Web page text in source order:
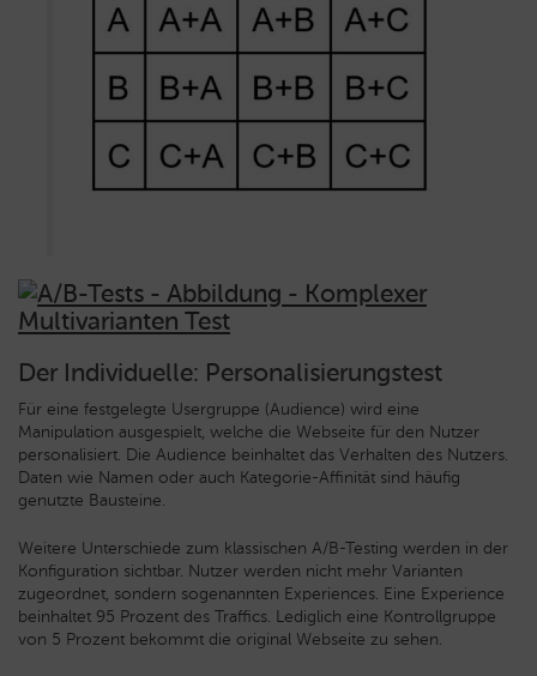
Der Individuelle: Personalisierungstest
Für eine festgelegte Usergruppe (Audience) wird eine
Manipulation ausgespielt, welche die Webseite für den Nutzer
personalisiert. Die Audience beinhaltet das Verhalten des Nutzers.
Daten wie Namen oder auch Kategorie-Affinität sind häufig
genutzte Bausteine.
Weitere Unterschiede zum klassischen A/B-Testing werden in der
Konfiguration sichtbar. Nutzer werden nicht mehr Varianten
zugeordnet, sondern sogenannten Experiences. Eine Experience
beinhaltet 95 Prozent des Traffics. Lediglich eine Kontrollgruppe
von 5 Prozent bekommt die original Webseite zu sehen.